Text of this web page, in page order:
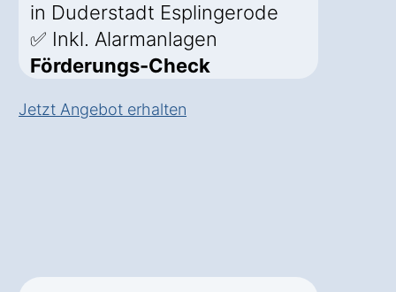
in Duderstadt Esplingerode
✅ Inkl. Alarmanlagen
Förderungs-Check
Jetzt Angebot erhalten